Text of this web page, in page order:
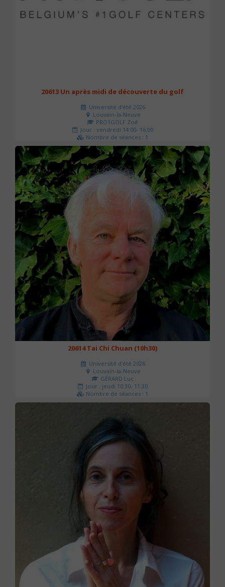
20613 Un après midi de découverte du golf
Université d'été 2026
Louvain-la-Neuve
PRO1GOLF Zoé
Jour : vendredi 14:00- 16:00
Nombre de séances : 1
45 €
20614 Tai Chi Chuan (10h30)
Université d'été 2026
Louvain-la-Neuve
GÉRARD Luc
Jour : jeudi 10:30- 11:30
Nombre de séances : 1
0 €